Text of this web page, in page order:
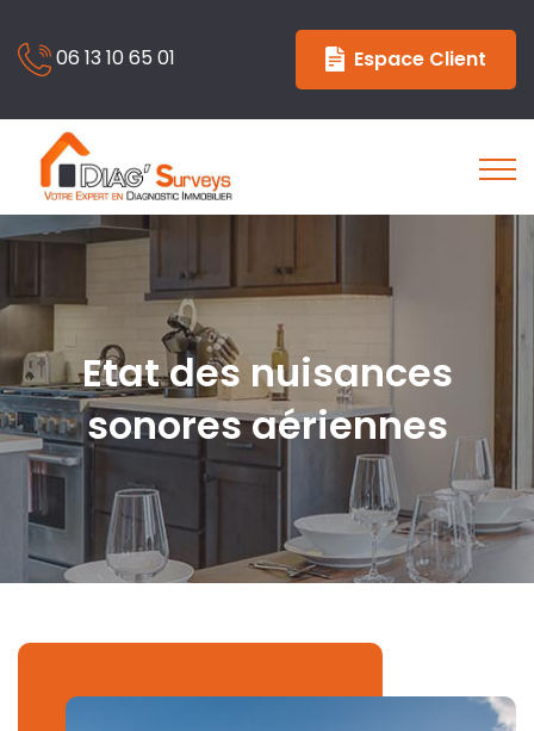
06 13 10 65 01 Espace Client
Etat des nuisances
sonores aériennes